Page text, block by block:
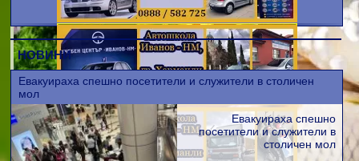
НОВИНИ
Евакуираха спешно посетители и служители в столичен
мол
Евакуираха спешно
посетители и служители в
столичен мол